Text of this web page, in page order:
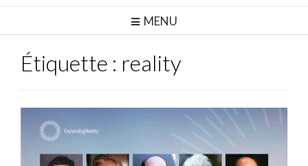
MENU
Étiquette : reality